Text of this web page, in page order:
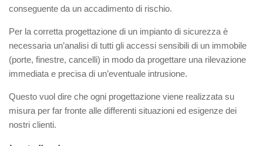
conseguente da un accadimento di rischio.
Per la corretta progettazione di un impianto di sicurezza è
necessaria un’analisi di tutti gli accessi sensibili di un immobile
(porte, finestre, cancelli) in modo da progettare una rilevazione
immediata e precisa di un’eventuale intrusione.
Questo vuol dire che ogni progettazione viene realizzata su
misura per far fronte alle differenti situazioni ed esigenze dei
nostri clienti.